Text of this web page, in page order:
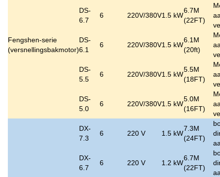
Fengshen-serie
(versnellingsbakmotor)
DS-
6.7
6 220V/380V1.5 kW
6.7M
(22FT)
DS-
6.1
6 220V/380V1.5 kW
6.1M
(20ft)
DS-
5.5
6 220V/380V1.5 kW
5.5M
(18FT)
DS-
5.0
6 220V/380V1.5 kW
5.0M
(16FT)
DX-
7.3
6 220 V 1.5 kW
7.3M
(24FT)
DX-
6.7
6 220 V 1.2 kW
6.7M
(22FT)